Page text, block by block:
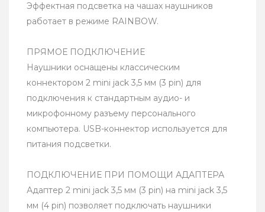
Эффектная подсветка на чашах наушников
работает в режиме RAINBOW.
ПРЯМОЕ ПОДКЛЮЧЕНИЕ
Наушники оснащены классическим
коннектором 2 mini jack 3,5 мм (3 pin) для
подключения к стандартным аудио- и
микрофонному разъему персонального
компьютера. USB-коннектор используется для
питания подсветки.
ПОДКЛЮЧЕНИЕ ПРИ ПОМОЩИ АДАПТЕРА
Адаптер 2 mini jack 3,5 мм (3 pin) на mini jack 3,5
мм (4 pin) позволяет подключать наушники